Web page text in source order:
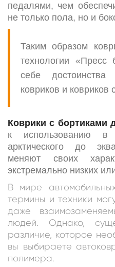
педалями, чем
не только пола, но и
Таким образом
технологии «Пресс
себе
ковриков и ковриков
Коврики с бортиками
к использованию
арктического до
меняют своих
экстремально низких
В мире
термины и техники
даже
людей. Однако,
различие, которое
вы выбираете
полимера.